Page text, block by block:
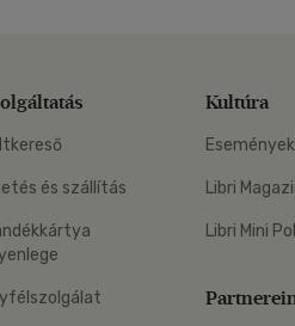
és szállítás
Kultúra
Események
Libri
Libri Mini